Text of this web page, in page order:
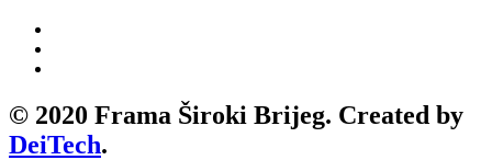
© 2020 Frama Široki Brijeg. Created by
DeiTech.